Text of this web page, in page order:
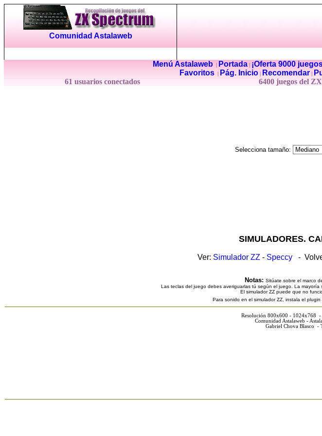
Comunidad Astalaweb
Menú Astalaweb| Portada| ¡Oferta 9000
Favoritos
Pág. Inicio Recomendar
61 usuarios conectados
6400 juegos del
Selecciona tamaño:
SIMULADORES.
Ver: Simulador ZZ - Speccy -
Notas: Sitúate sobre el marco
Las teclas del juego debes averiguarlas tú según el juego. La
El simulador ZZ puede que no
Para sonido en el simulador ZZ, instala el plugin
Resolución 800x600 - 1024x768
Comunidad Astalaweb -
Gabriel Chova Blasco -